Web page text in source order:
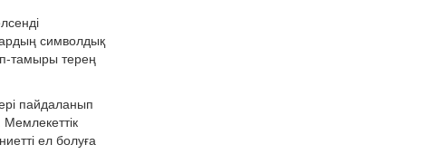
символдық
тамыры терең
пайдаланып
ел болуға